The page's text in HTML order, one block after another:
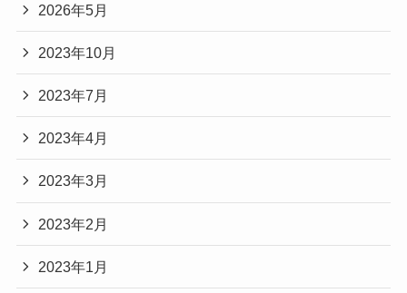
2026年5月
2023年10月
2023年7月
2023年4月
2023年3月
2023年2月
2023年1月